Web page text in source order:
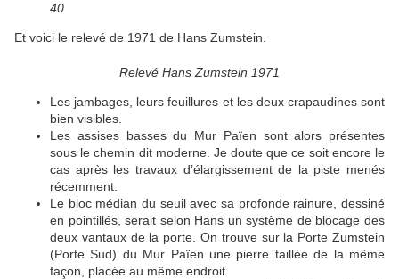
40
Et voici le relevé de 1971 de Hans Zumstein.
Relevé Hans Zumstein 1971
Les jambages, leurs feuillures et les deux crapaudines sont
bien visibles.
Les assises basses du Mur Païen sont alors présentes
sous le chemin dit moderne. Je doute que ce soit encore le
cas après les travaux d’élargissement de la piste menés
récemment.
Le bloc médian du seuil avec sa profonde rainure, dessiné
en pointillés, serait selon Hans un système de blocage des
deux vantaux de la porte. On trouve sur la Porte Zumstein
(Porte Sud) du Mur Païen une pierre taillée de la même
façon, placée au même endroit.